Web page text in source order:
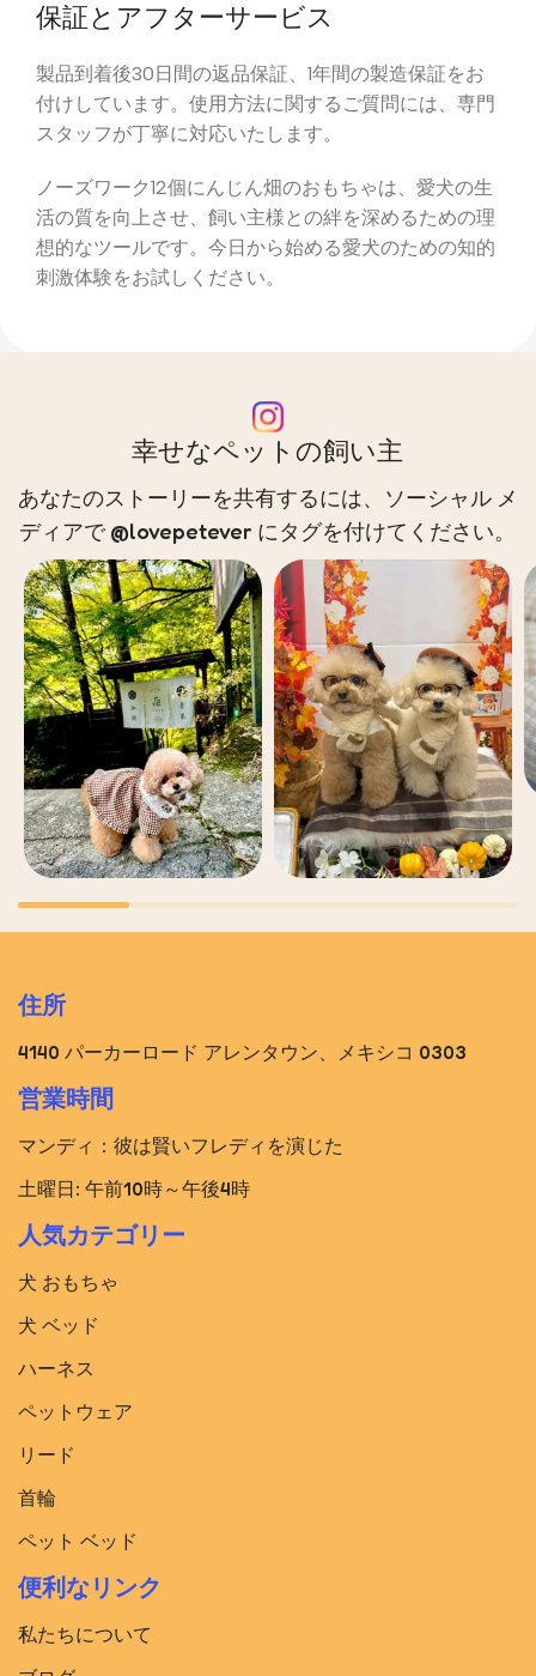
保証とアフターサービス
製品到着後30日間の返品保証、1年間の製造保証をお
付けしています。使用方法に関するご質問には、専門
スタッフが丁寧に対応いたします。
ノーズワーク12個にんじん畑のおもちゃは、愛犬の生
活の質を向上させ、飼い主様との絆を深めるための理
想的なツールです。今日から始める愛犬のための知的
刺激体験をお試しください。
幸せなペットの飼い主
あなたのストーリーを共有するには、ソーシャル メ
ディアで @lovepetever にタグを付けてください。
住所
4140 パーカーロード アレンタウン、メキシコ 0303
営業時間
マンディ：彼は賢いフレディを演じた
土曜日: 午前10時～午後4時
人気カテゴリー
犬 おもちゃ
犬 ベッド​
ハーネス
ペットウェア
リード
首輪
ペット ベッド
便利なリンク
私たちについて